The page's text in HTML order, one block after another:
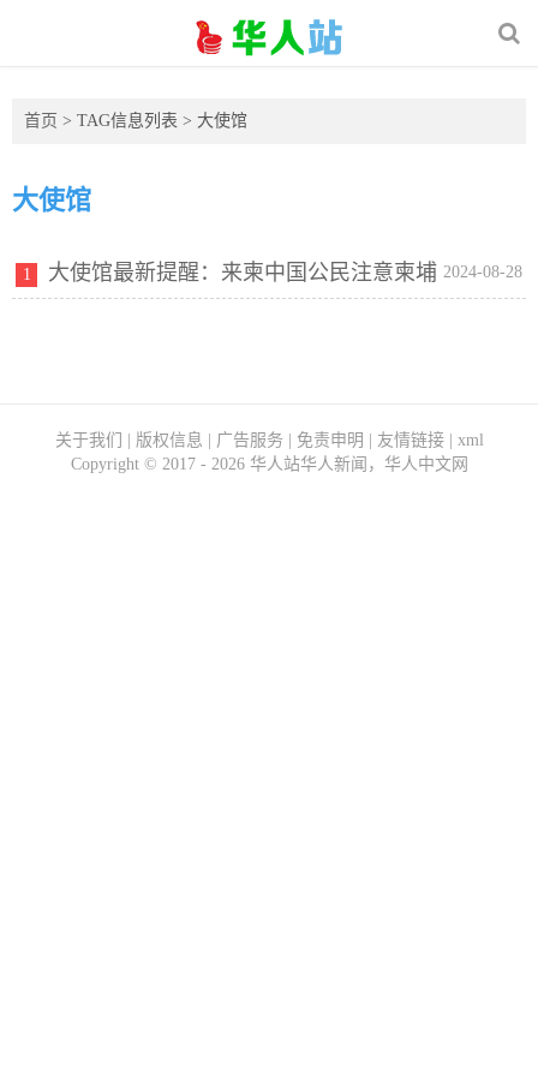
首页 > TAG信息列表 > 大使馆
大使馆
2024-08-28
1 大使馆最新提醒：来柬中国公民注意柬埔
关于我们 版权信息 广告服务 免责申明 友情链接| xml
Copyright © 2017 - 2026 华人站华人新闻，华人中文网